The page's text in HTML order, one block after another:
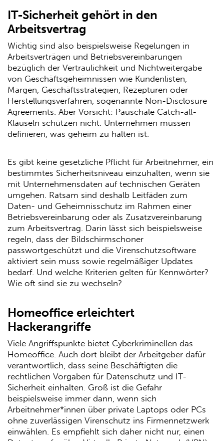
IT-Sicherheit gehört in den
Arbeitsvertrag
Wichtig sind also beispielsweise Regelungen in
Arbeitsverträgen und Betriebsvereinbarungen
bezüglich der Vertraulichkeit und Nichtweitergabe
von Geschäftsgeheimnissen wie Kundenlisten,
Margen, Geschäftsstrategien, Rezepturen oder
Herstellungsverfahren, sogenannte Non-Disclosure
Agreements. Aber Vorsicht: Pauschale Catch-all-
Klauseln schützen nicht. Unternehmen müssen
definieren, was geheim zu halten ist.
Es gibt keine gesetzliche Pflicht für Arbeitnehmer, ein
bestimmtes Sicherheitsniveau einzuhalten, wenn sie
mit Unternehmensdaten auf technischen Geräten
umgehen. Ratsam sind deshalb Leitfäden zum
Daten- und Geheimnisschutz im Rahmen einer
Betriebsvereinbarung oder als Zusatzvereinbarung
zum Arbeitsvertrag. Darin lässt sich beispielsweise
regeln, dass der Bildschirmschoner
passwortgeschützt und die Virenschutzsoftware
aktiviert sein muss sowie regelmäßiger Updates
bedarf. Und welche Kriterien gelten für Kennwörter?
Wie oft sind sie zu wechseln?
Homeoffice erleichtert
Hackerangriffe
Viele Angriffspunkte bietet Cyberkriminellen das
Homeoffice. Auch dort bleibt der Arbeitgeber dafür
verantwortlich, dass seine Beschäftigten die
rechtlichen Vorgaben für Datenschutz und IT-
Sicherheit einhalten. Groß ist die Gefahr
beispielsweise immer dann, wenn sich
Arbeitnehmer*innen über private Laptops oder PCs
ohne zuverlässigen Virenschutz ins Firmennetzwerk
einwählen. Es empfiehlt sich daher nicht nur, einen